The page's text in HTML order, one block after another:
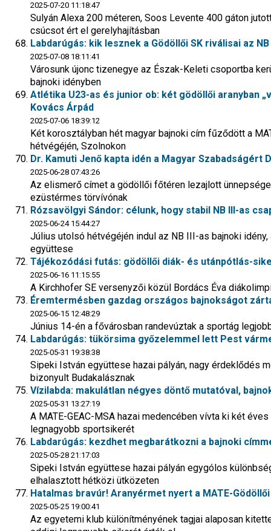
2025-07-20 11:18:47
Sulyán Alexa 200 méteren, Soos Levente 400 gáton
csúcsot ért el gerelyhajításban
Labdarúgás: kik lesznek a Gödöllői SK riválisai az NB
2025-07-08 18:11:41
Városunk újonc tizenegye az Észak-Keleti csoportba
bajnoki idényben
Atlétika U23-as és junior ob: két gödöllői aranyban
Kovács Árpád
2025-07-06 18:39:12
Két korosztályban hét magyar bajnoki cím fűződött a
hétvégéjén, Szolnokon
Dr. Kamuti Jenő kapta idén a Magyar Szabadságért
2025-06-28 07:43:26
Az elismerő címet a gödöllői főtéren lezajlott
ezüstérmes törvívónak
Rózsavölgyi Sándor: célunk, hogy stabil NB III-as
2025-06-24 15:44:27
Július utolsó hétvégéjén indul az NB III-as bajnoki
együttese
Tájékozódási futás: gödöllői diák- és utánpótlás-
2025-06-16 11:15:55
A Kirchhofer SE versenyzői közül Bordács Éva
Éremtermésben gazdag országos bajnokságot
2025-06-15 12:48:29
Június 14-én a fővárosban randevúztak a sportág
Labdarúgás: tükörsima győzelemmel lett Pest
2025-05-31 19:38:38
Sipeki István együttese hazai pályán, nagy érdeklődés
bizonyult Budakalásznak
Vízilabda: makulátlan négyes döntő mutatóval,
2025-05-31 13:27:19
A MATE-GEAC-MSA hazai medencében vívta ki két
legnagyobb sportsikerét
Labdarúgás: kezdhet megbarátkozni a bajnoki
2025-05-28 21:17:03
Sipeki István együttese hazai pályán egygólos
elhalasztott hétközi ütközeten
Hatalmas bravúr! Aranyérmet nyert a MATE-
2025-05-25 19:00:41
Az egyetemi klub különítményének tagjai alaposan